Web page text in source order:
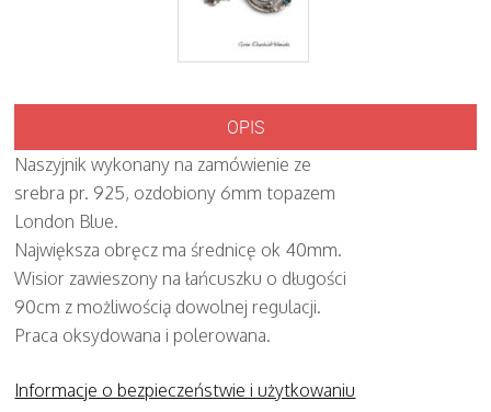
OPIS
Naszyjnik wykonany na zamówienie ze
srebra pr. 925, ozdobiony 6mm topazem
London Blue.
Największa obręcz ma średnicę ok 40mm.
Wisior zawieszony na łańcuszku o długości
90cm z możliwością dowolnej regulacji.
Praca oksydowana i polerowana.
Informacje o bezpieczeństwie i użytkowaniu